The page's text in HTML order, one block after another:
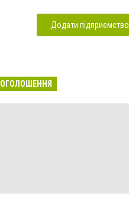
Додати підприємство
ОГОЛОШЕННЯ